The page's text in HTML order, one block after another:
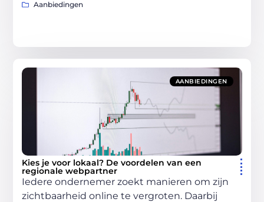
Aanbiedingen
AANBIEDINGEN
Kies je voor lokaal? De voordelen van een
regionale webpartner
Iedere ondernemer zoekt manieren om zijn
zichtbaarheid online te vergroten. Daarbij